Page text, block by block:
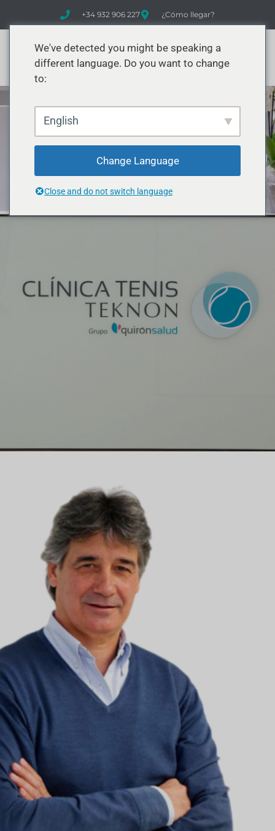
+34 932 906 227 ¿Cómo llegar?
We've detected you might be speaking a
different language. Do you want to change
to:
English
Change Language
Close and do not switch language